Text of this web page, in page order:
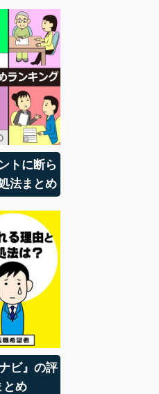
トに断ら
法まとめ
ビ』の評
とめ